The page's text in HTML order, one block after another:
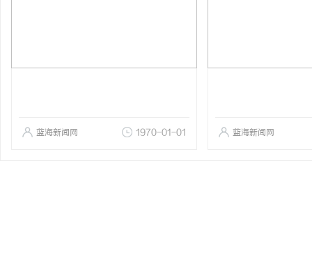
蓝海新闻网 1970-01-01 蓝海新闻网